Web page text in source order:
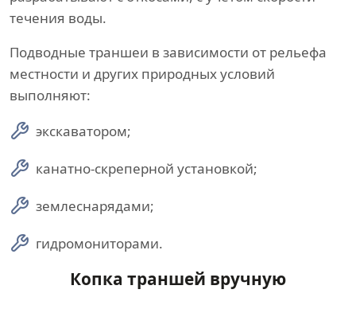
течения воды.
Подводные траншеи в зависимости от рельефа
местности и других природных условий
выполняют:
экскаватором;
канатно-скреперной установкой;
землеснарядами;
гидромониторами.
Копка траншей вручную